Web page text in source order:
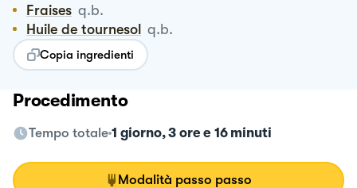
Fraises q.b.
Huile de tournesol q.b.
Copia ingredienti
Procedimento
Tempo totale 1 giorno, 3 ore e 16 minuti
Modalità passo passo